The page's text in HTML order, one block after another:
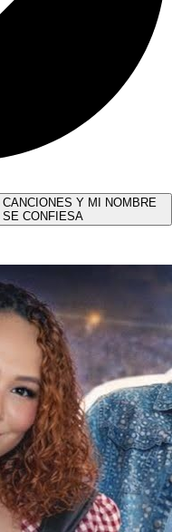
Y MI NOMBRE
CONFIESA​